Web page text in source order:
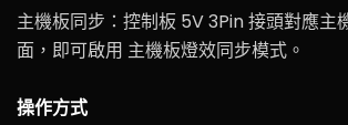
主機板同步：控制板 5V 3Pin 接頭對應主
面，即可啟用 主機板燈效同步模式。
操作方式